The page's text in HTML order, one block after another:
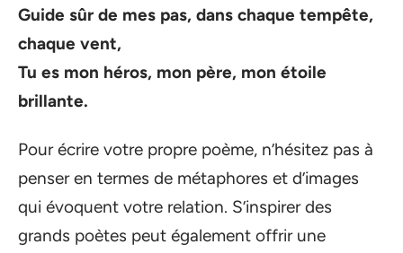
Guide sûr de mes pas, dans chaque tempête,
chaque vent,
Tu es mon héros, mon père, mon étoile
brillante.
Pour écrire votre propre poème, n’hésitez pas à
penser en termes de métaphores et d’images
qui évoquent votre relation. S’inspirer des
grands poètes peut également offrir une